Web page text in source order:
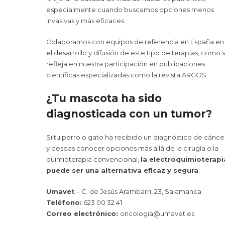
especialmente cuando buscamos opciones menos
invasivas y más eficaces.
Colaboramos con equipos de referencia en España en
el desarrollo y difusión de este tipo de terapias, como
refleja en nuestra participación en publicaciones
científicas especializadas como la revista ARGOS.
¿Tu mascota ha sido
diagnosticada con un tumor?
Si tu perro o gato ha recibido un diagnóstico de
y deseas conocer opciones más allá de la cirugía o la
quimioterapia convencional, la
puede ser una alternativa eficaz y segura.
Umavet– C. de Jesús Arambarri, 23, Salamanca
Teléfono: 623 00 32 41
Correo electrónico: oncologia@umavet.es